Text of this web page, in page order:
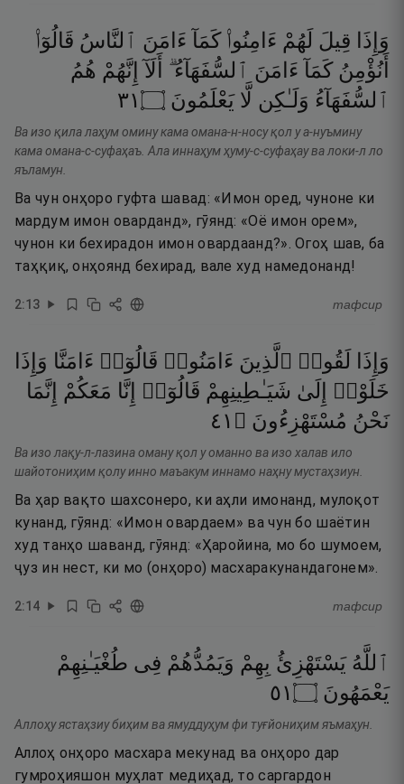
وَإِذَا قِيلَ لَهُمْ ءَامِنُوا۟ كَمَآ ءَامَنَ ٱلنَّاسُ قَالُوٓا۟
أَنُؤْمِنُ كَمَآ ءَامَنَ ٱلسُّفَهَآءُ ۗ أَلَآ إِنَّهُمْ هُمُ
ٱلسُّفَهَآءُ وَلَـٰكِن لَّا يَعْلَمُونَ ۝١٣
Ва изо қила лаҳум омину кама омана-н-носу қол у а-нуъмину
кама омана-с-суфаҳаъ. Ала иннаҳум ҳуму-с-суфаҳау ва локи-л ло
яъламун.
Ва чун онҳоро гуфта шавад: «Имон оред, чуноне ки
мардум имон оварданд», гӯянд: «Оё имон орем»,
чунон ки бехирадон имон овардаанд?». Огоҳ шав, ба
таҳқиқ, онҳоянд бехирад, вале худ намедонанд!
2:13 тафсир
وَإِذَا لَقُوا۟ ٱلَّذِينَ ءَامَنُوا۟ قَالُوٓا۟ ءَامَنَّا وَإِذَا
خَلَوْا۟
إِلَىٰ شَيَـٰطِينِهِمْ قَالُوٓا۟ إِنَّا مَعَكُمْ إِنَّمَا
نَحْنُ مُسْتَهْزِءُونَ ۝ ١٤
Ва изо лақу-л-лазина оману қол у оманно ва изо халав ило
шайотониҳим қолу инно маъакум иннамо наҳну мустаҳзиун.
Ва ҳар вақто шахсонеро, ки аҳли имонанд, мулоқот
кунанд, гӯянд: «Имон овардаем» ва чун бо шаётин
худ танҳо шаванд, гӯянд: «Ҳаройина, мо бо шумоем,
ҷуз ин нест, ки мо (онҳоро) масхаракунандагонем».
2:14 тафсир
ٱللَّهُ يَسْتَهْزِئُ بِهِمْ وَيَمُدُّهُمْ فِى طُغْيَـٰنِهِمْ
يَعْمَهُونَ ۝١٥
Аллоҳу ястаҳзиу биҳим ва ямуддуҳум фи туғйониҳим яъмаҳун.
Аллоҳ онҳоро масхара мекунад ва онҳоро дар
гумроҳияшон муҳлат медиҳад, то саргардон